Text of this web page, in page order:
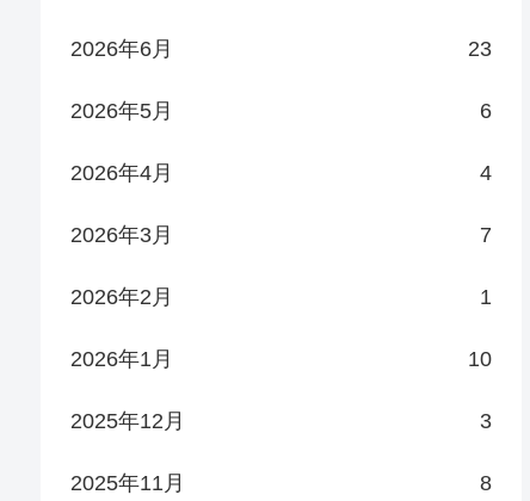
2026年6月 23
2026年5月 6
2026年4月 4
2026年3月 7
2026年2月 1
2026年1月 10
2025年12月 3
2025年11月 8